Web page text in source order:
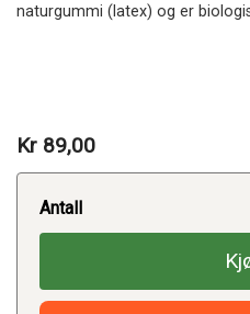
naturgummi (latex) og er
Kr 89,00
Antall